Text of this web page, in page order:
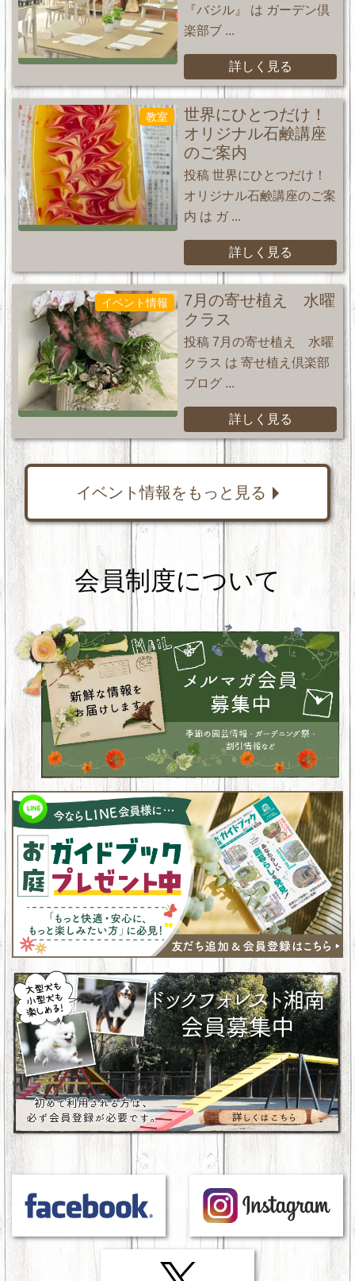
『バジル』 は ガーデン倶
楽部ブ ...
詳しく見る
教室
世界にひとつだけ！
オリジナル石鹸講座
のご案内
投稿 世界にひとつだけ！
オリジナル石鹸講座のご案
内 は ガ ...
詳しく見る
イベント情報
7月の寄せ植え 水曜
クラス
投稿 7月の寄せ植え 水曜
クラス は 寄せ植え倶楽部
ブログ ...
詳しく見る
イベント情報をもっと見る
会員制度について